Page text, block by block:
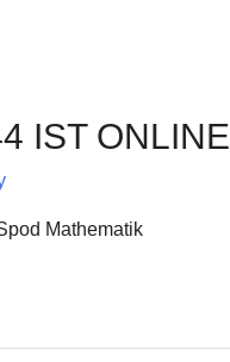
IST ONLINE
Mathematik